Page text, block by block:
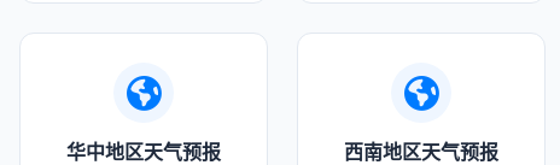
华中地区天气预报 西南地区天气预报